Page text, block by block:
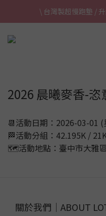
\ 台灣製超慢跑墊 / 升
\ 台灣製超慢跑墊 / 升
✈ 港澳免運｜滿
2026 晨曦麥香-
📆活動日期：2026-03-01 (
🏁活動分組：42.195K /
🗺️活動地點：臺中市大雅
關於我們｜ABOUT